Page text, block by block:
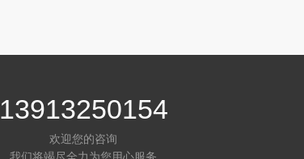
13913250154
欢迎您的咨询